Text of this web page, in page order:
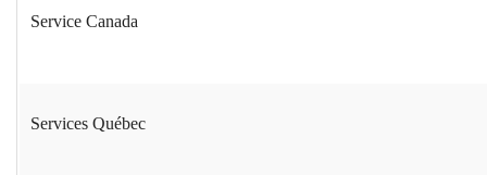
Service Canada
Services Québec